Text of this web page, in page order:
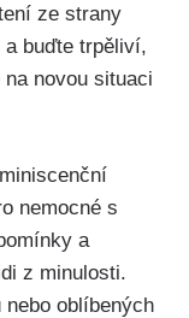
ze strany
a buďte trpěliví,
novou situaci
nemocné s
a
z minulosti.
oblíbených